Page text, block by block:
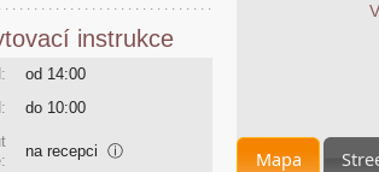
Mapa
instrukce
od 14:00
do 10:00
na recepci ⓘ